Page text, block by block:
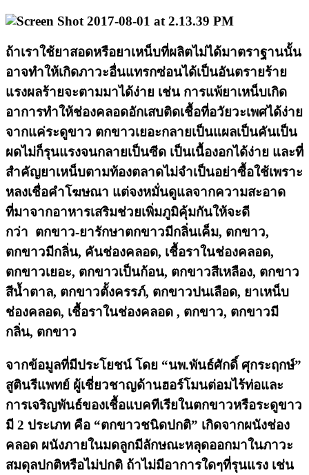
ถ้าเราใช้ยาสอดหรือยาเหน็บที่ผลิตไม่ได้มาตราฐานนั้น
อาจทำให้เกิดภาวะอื่นแทรกซ่อนได้เป็นอันตรายร้าย
แรงผลร้ายจะตามมาได้ง่าย เช่น การแพ้ยาเหน็บเกิด
อาการทำให้ช่องคลอดอักเสบติดเชื้อที่อวัยวะเพศได้ง่าย
จากแค่ระดูขาว ตกขาวเยอะกลายเป็นแผลเป็นคันเป็น
ผดไม่ก็รุนแรงจนกลายเป็นซีด เป็นเนื้องอกได้ง่าย และที่
สำคัญยาเหน็บตามท้องตลาดไม่จำเป็นอย่าซื้อใช้เพราะ
หลงเชื่อคำโฆษณา แต่จงหมั่นดูแลจากความสะอาด
ที่มาจากอาหารเสริมช่วยเพิ่มภูมิคุ้มกันให้จะดี
กว่า ตกขาว-ยารักษาตกขาวมีกลิ่นเค็ม, ตกขาว,
ตกขาวมีกลิ่น, คันช่องคลอด, เชื้อราในช่องคลอด,
ตกขาวเยอะ, ตกขาวเป็นก้อน, ตกขาวสีเหลือง, ตกขาว
สีน้ำตาล, ตกขาวตั้งครรภ์, ตกขาวปนเลือด, ยาเหน็บ
ช่องคลอด, เชื้อราในช่องคลอด , ตกขาว, ตกขาวมี
กลิ่น, ตกขาว
จากข้อมูลที่มีประโยชน์ โดย “นพ.พันธ์ศักดิ์ ศุกระฤกษ์”
สูตินรีแพทย์ ผู้เชี่ยวชาญด้านฮอร์โมนต่อมไร้ท่อและ
การเจริญพันธ์ของเชื้อแบคทีเรียในตกขาวหรือระดูขาว
มี 2 ประเภท คือ “ตกขาวชนิดปกติ” เกิดจากผนังช่อง
คลอด ผนังภายในมดลูกมีลักษณะหลุดออกมาในภาวะ
สมดุลปกติหรือไม่ปกติ ถ้าไม่มีอาการใดๆที่รุนแรง เช่น